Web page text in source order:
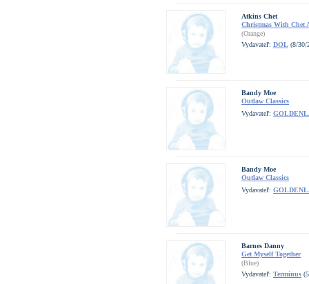
Atkins Chet
Christmas With Chet
(Orange)
Vydavateľ: DOL (8/30/
Bandy Moe
Outlaw Classics
Vydavateľ:
Bandy Moe
Outlaw Classics
Vydavateľ:
Barnes Danny
Get Myself Together
(Blue)
Vydavateľ: Terminus